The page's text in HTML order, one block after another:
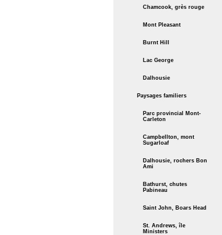
Chamcook, grès rouge
Mont Pleasant
Burnt Hill
Lac George
Dalhousie
Paysages familiers
Parc provincial Mont-
Carleton
Campbellton, mont
Sugarloaf
Dalhousie, rochers Bon
Ami
Bathurst, chutes
Pabineau
Saint John, Boars Head
St. Andrews, île
Ministers